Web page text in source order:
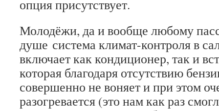
опция присутствует.
Молодёжи, да и вообще любому
душе система климат-контроля в
включает как кондиционер, так и
которая благодаря отсутствию
совершенно не воняет и при этом
разогревается (это нам как раз